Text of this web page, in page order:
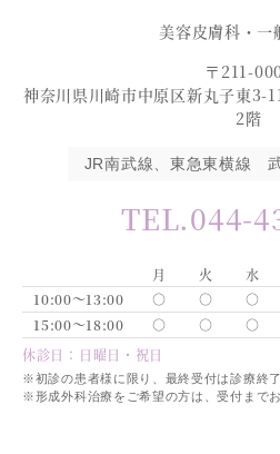
美容皮膚科・一
〒211-
神奈川県川崎市中原区新丸子東
2階
JR南武線、東急東横線
TEL.044-
月 火 水
10:00～13:00
○ ○ ○
15:00～18:00
○ ○ ○
休診日：日曜日・祝日
※初診の患者様に限り、最終受付は診療終
※形成外科治療をご希望の方は、受付まで